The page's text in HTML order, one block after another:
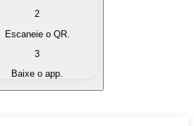
em moeda fiduciária
por outra
2
Escaneie o QR.
3
Baixe o app.